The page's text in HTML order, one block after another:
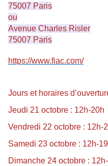
75007 Paris
ou
Avenue Charles Risler
75007 Paris
https://www.fiac.com/
Jours et horaires
Jeudi 21 octobre : 12h-20h
Vendredi 22 octobre : 12h-
Samedi 23 octobre : 12h-
Dimanche 24 octobre :